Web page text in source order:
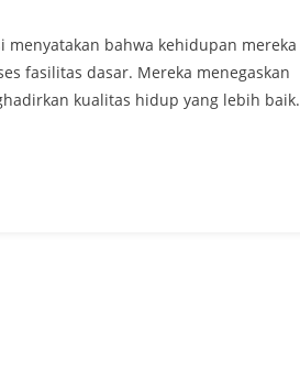
menyatakan bahwa kehidupan mereka
fasilitas dasar. Mereka menegaskan
kualitas hidup yang lebih baik.